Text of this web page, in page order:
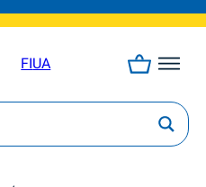
FIUA